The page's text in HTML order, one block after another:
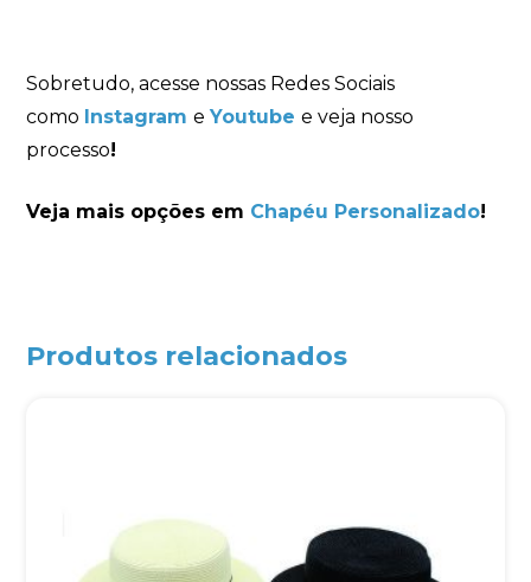
Sobretudo, acesse nossas Redes Sociais
como Instagram eYoutube e veja nosso
processo!
Veja mais opções em Chapéu Personalizado!
Produtos relacionados